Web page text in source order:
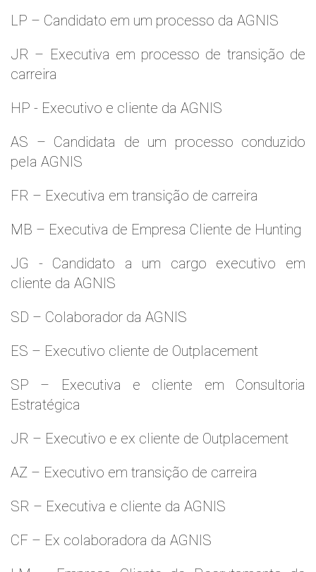
LP – Candidato em um processo da AGNIS
JR – Executiva em processo de transição de
carreira
HP - Executivo e cliente da AGNIS
AS – Candidata de um processo conduzido
pela AGNIS
FR – Executiva em transição de carreira
MB – Executiva de Empresa Cliente de Hunting
JG - Candidato a um cargo executivo em
cliente da AGNIS
SD – Colaborador da AGNIS
ES – Executivo cliente de Outplacement
SP – Executiva e cliente em Consultoria
Estratégica
JR – Executivo e ex cliente de Outplacement
AZ – Executivo em transição de carreira
SR – Executiva e cliente da AGNIS
CF – Ex colaboradora da AGNIS